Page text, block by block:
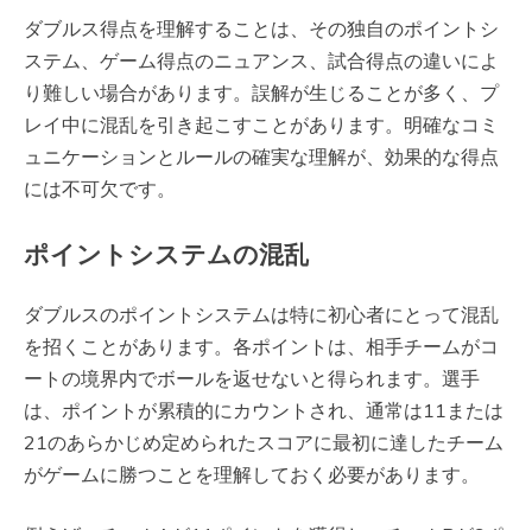
ダブルス得点を理解することは、その独自のポイントシ
ステム、ゲーム得点のニュアンス、試合得点の違いによ
り難しい場合があります。誤解が生じることが多く、プ
レイ中に混乱を引き起こすことがあります。明確なコミ
ュニケーションとルールの確実な理解が、効果的な得点
には不可欠です。
ポイントシステムの混乱
ダブルスのポイントシステムは特に初心者にとって混乱
を招くことがあります。各ポイントは、相手チームがコ
ートの境界内でボールを返せないと得られます。選手
は、ポイントが累積的にカウントされ、通常は11または
21のあらかじめ定められたスコアに最初に達したチーム
がゲームに勝つことを理解しておく必要があります。